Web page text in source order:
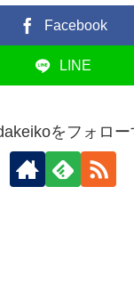
Facebook
LINE
をフォロー